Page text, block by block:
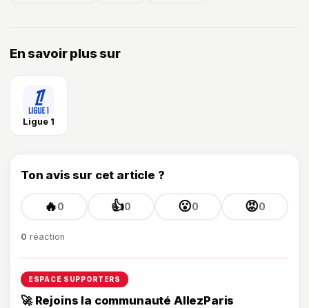
En savoir plus sur
Ligue 1
Ton avis sur cet article ?
🔥0 👍0 😮0 😡0
0 réaction
ESPACE SUPPORTERS
🚀 Rejoins la communauté AllezParis